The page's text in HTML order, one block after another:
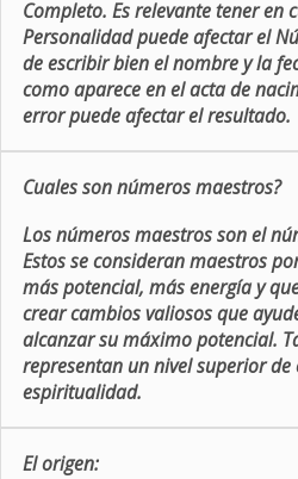
Completo. Es relevante tener en
Personalidad puede afectar el
de escribir bien el nombre y la
como aparece en el acta de
error puede afectar el resultado.
Cuales son números maestros?
Los números maestros son el
Estos se consideran maestros
más potencial, más energía y
crear cambios valiosos que
alcanzar su máximo potencial.
representan un nivel superior de
espiritualidad.
El origen: